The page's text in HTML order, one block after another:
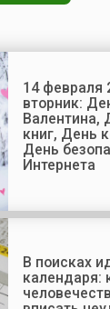
14 февраля
вторник:
Валентина,
книг, День
День
Интернета
В поисках
календаря: